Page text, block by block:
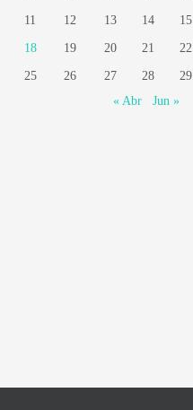
11 12 13 14 15
18 19 20 21 22
25 26 27 28 29
« Abr
Jun »